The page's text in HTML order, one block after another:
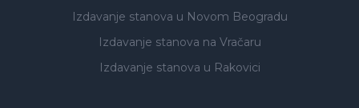
Izdavanje stanova u Novom Beogradu
Izdavanje stanova na Vračaru
Izdavanje stanova u Rakovici